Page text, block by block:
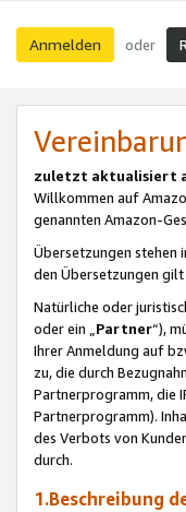
Anmelden oder
zuletzt aktualisiert
Willkommen auf
genannten Amazon-
Übersetzungen stehen
den Übersetzungen gilt
Natürliche oder
oder ein „Partner“),
Ihrer Anmeldung auf
zu, die durch
Partnerprogramm, die
Partnerprogramm).
des Verbots von
durch.
1.Beschreibung